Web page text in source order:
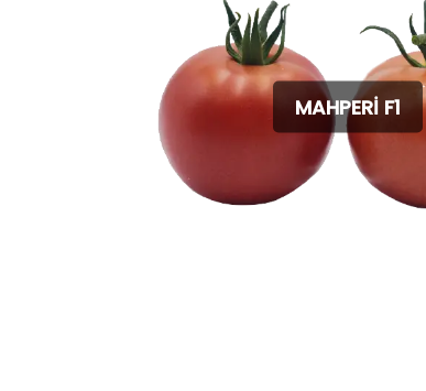
MAHPERİ F1